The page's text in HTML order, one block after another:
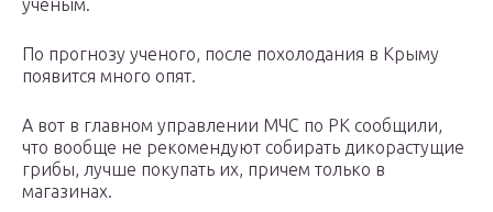
ученым.
По прогнозу ученого, после похолодания в Крыму
появится много опят.
А вот в главном управлении МЧС по РК сообщили,
что вообще не рекомендуют собирать дикорастущие
грибы, лучше покупать их, причем только в
магазинах.